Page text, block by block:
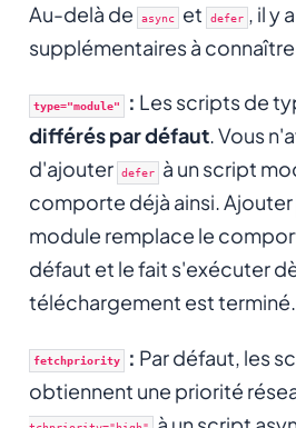
Au-delà de async et defer , il y
supplémentaires à connaître
type="module" : Les scripts de
différés par défaut. Vous
d'ajouter defer à un script
comporte déjà ainsi. Ajouter
module remplace le
défaut et le fait s'exécuter
téléchargement est terminé.
fetchpriority : Par défaut, les
obtiennent une priorité